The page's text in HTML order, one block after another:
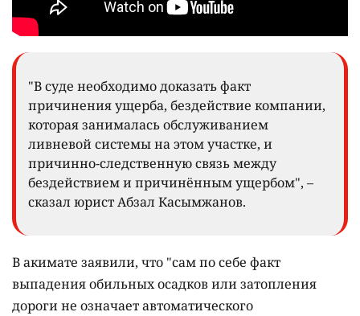
"В суде необходимо доказать факт
причинения ущерба, бездействие компании,
которая занималась обслуживанием
ливневой системы на этом участке, и
причинно-следственную связь между
бездействием и причинённым ущербом", –
сказал юрист Абзал Касымжанов.
В акимате заявили, что "сам по себе факт
выпадения обильных осадков или затопления
дороги не означает автоматического